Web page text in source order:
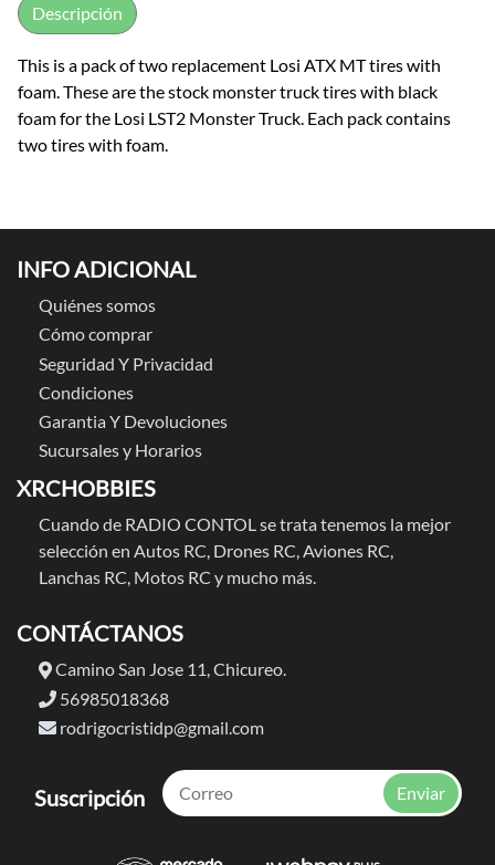
This is a pack of two replacement Losi ATX MT tires with
foam. These are the stock monster truck tires with black
foam for the Losi LST2 Monster Truck. Each pack contains
two tires with foam.
Descripción
INFO ADICIONAL
Quiénes somos
Cómo comprar
Seguridad Y Privacidad
Condiciones
Garantia Y Devoluciones
Sucursales y Horarios
XRCHOBBIES
Cuando de RADIO CONTOL se trata tenemos la mejor
selección en Autos RC, Drones RC, Aviones RC,
Lanchas RC, Motos RC y mucho más.
CONTÁCTANOS
Camino San Jose 11, Chicureo.
56985018368
rodrigocristidp@gmail.com
Suscripción Enviar